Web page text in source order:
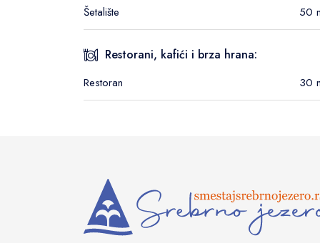
Šetalište 50
Restorani, kafići i brza hrana:
Restoran 30